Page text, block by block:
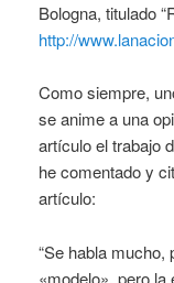
Bologna, titulado
http://
Como siempre,
se anime a una
artículo el trabajo
he comentado y
artículo:
“Se habla
«modelo», pero